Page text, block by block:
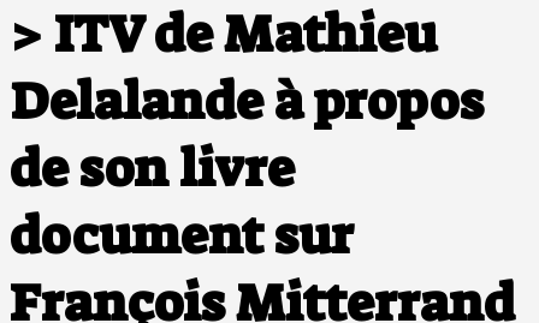
> ITV de Mathieu
Delalande à propos
de son livre
document sur
François Mitterrand